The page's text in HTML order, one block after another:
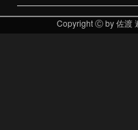
Copyright Ⓒ by 佐渡